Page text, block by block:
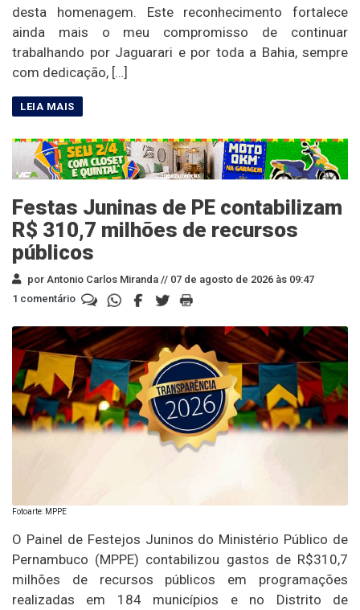
desta homenagem. Este reconhecimento fortalece
ainda mais o meu compromisso de continuar
trabalhando por Jaguarari e por toda a Bahia, sempre
com dedicação, […]
Festas Juninas de PE contabilizam
R$ 310,7 milhões de recursos
públicos
por Antonio Carlos Miranda // 07 de agosto de 2026 às 09:47
1 comentário
Fotoarte: MPPE
O Painel de Festejos Juninos do Ministério Público de
Pernambuco (MPPE) contabilizou gastos de R$310,7
milhões de recursos públicos em programações
realizadas em 184 municípios e no Distrito de